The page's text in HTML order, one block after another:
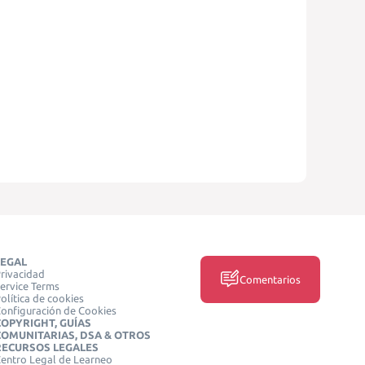
Terms
de cookies
de Cookies
GUÍAS
DSA & OTROS
LEGALES
Legal de Learneo
Comentarios